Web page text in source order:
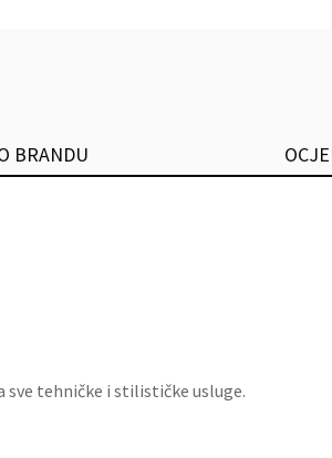
BRANDU
sve tehničke i stilističke usluge.